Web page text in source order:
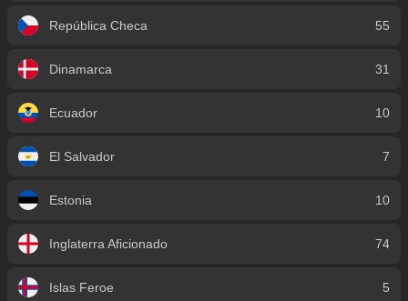
República Checa 55
Dinamarca 31
Ecuador 10
El Salvador 7
Estonia 10
Inglaterra Aficionado 74
Islas Feroe 5